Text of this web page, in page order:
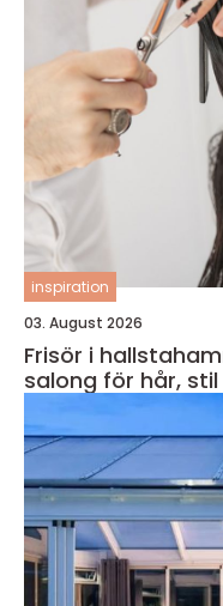
inspiration
03. August 2026
Frisör i hallstahammar så
salong för hår,